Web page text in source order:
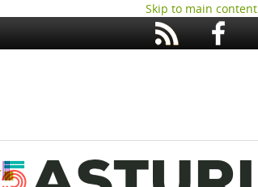
Skip to main content